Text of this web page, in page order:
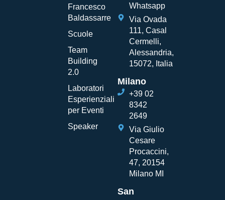
Francesco
Baldassarre
Scuole
Team
Building
2.0
Laboratori
Esperienziali
per Eventi
Speaker
Whatsapp
Via Ovada
111, Casal
Cermelli,
Alessandria,
15072, Italia
Milano
+39 02
8342
2649
Via Giulio
Cesare
Procaccini,
47, 20154
Milano MI
San